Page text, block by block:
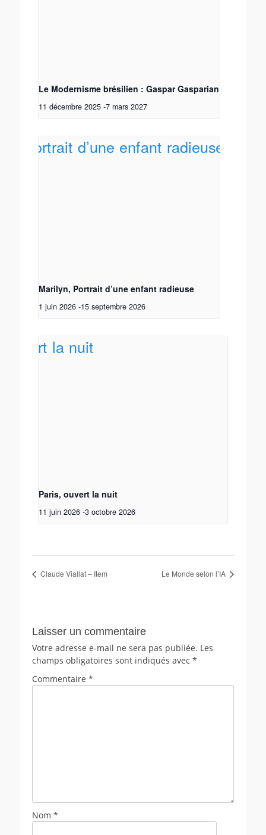
Le Modernisme brésilien : Gaspar Gasparian
11 décembre 2025 -7 mars 2027
Marilyn, Portrait d’une enfant radieuse
1 juin 2026 -15 septembre 2026
Paris, ouvert la nuit
11 juin 2026 -3 octobre 2026
Claude Viallat – Item Le Monde selon l’IA
Laisser un commentaire
Votre adresse e-mail ne sera pas publiée. Les
champs obligatoires sont indiqués avec *
Commentaire *
Nom *